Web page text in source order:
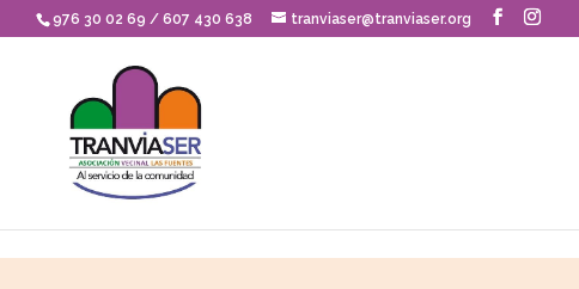
Skip to content
976 30 02 69 / 607 430 638 tranviaser@tranviaser.org